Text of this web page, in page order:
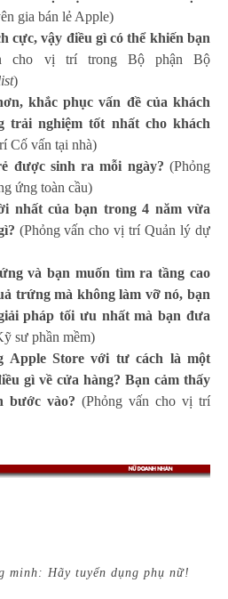
gia bán lẻ Apple)
cực, vậy điều gì có thể khiến bạn
cho vị trí trong Bộ phận Bộ
)
khắc phục vấn đề của khách
trải nghiệm tốt nhất cho khách
Cố vấn tại nhà)
được sinh ra mỗi ngày? (Phỏng
ứng toàn cầu)
nhất của bạn trong 4 năm vừa
(Phỏng vấn cho vị trí Quản lý dự
và bạn muốn tìm ra tầng cao
trứng mà không làm vỡ nó, bạn
pháp tối ưu nhất mà bạn đưa
sư phần mềm)
Apple Store với tư cách là một
gì về cửa hàng? Bạn cảm thấy
bước vào? (Phỏng vấn cho vị trí
minh: Hãy tuyển dụng phụ nữ!